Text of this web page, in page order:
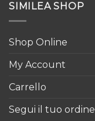
SIMILEA SHOP
Shop Online
My Account
Carrello
Segui il tuo ordine